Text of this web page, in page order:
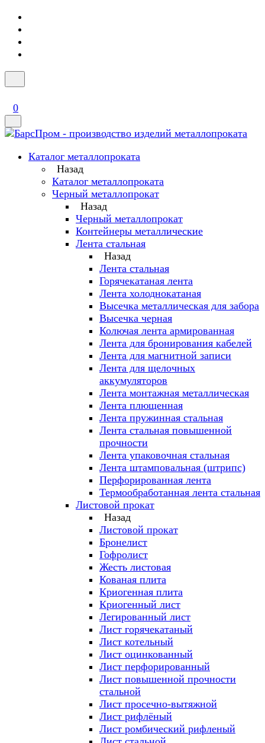
0
Каталог металлопроката
Назад
Каталог металлопроката
Черный металлопрокат
Назад
Черный металлопрокат
Контейнеры металлические
Лента стальная
Назад
Лента стальная
Горячекатаная лента
Лента холоднокатаная
Высечка металлическая для забора
Высечка черная
Колючая лента армированная
Лента для бронирования кабелей
Лента для магнитной записи
Лента для щелочных
аккумуляторов
Лента монтажная металлическая
Лента плющенная
Лента пружинная стальная
Лента стальная повышенной
прочности
Лента упаковочная стальная
Лента штамповальная (штрипс)
Перфорированная лента
Термообработанная лента стальная
Листовой прокат
Назад
Листовой прокат
Бронелист
Гофролист
Жесть листовая
Кованая плита
Криогенная плита
Криогенный лист
Легированный лист
Лист горячекатаный
Лист котельный
Лист оцинкованный
Лист перфорированный
Лист повышенной прочности
стальной
Лист просечно-вытяжной
Лист рифлёный
Лист ромбический рифленый